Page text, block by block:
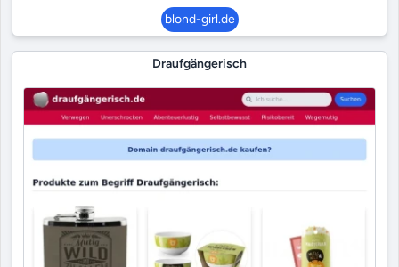
blond-girl.de
Draufgängerisch